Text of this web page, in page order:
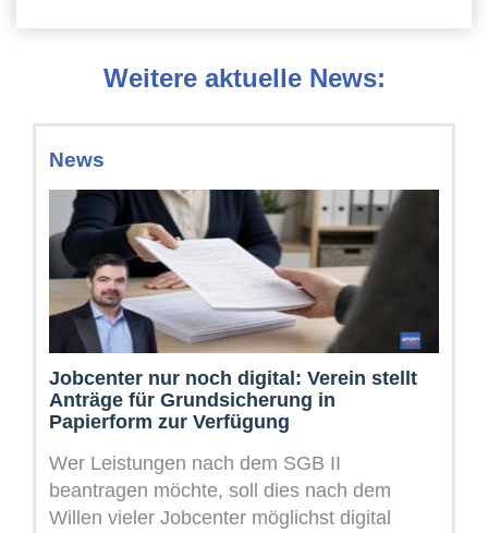
Weitere aktuelle News:
News
Jobcenter nur noch digital: Verein stellt
Anträge für Grundsicherung in
Papierform zur Verfügung
Wer Leistungen nach dem SGB II
beantragen möchte, soll dies nach dem
Willen vieler Jobcenter möglichst digital